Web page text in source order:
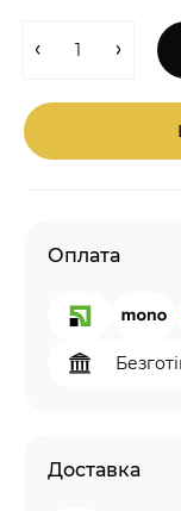
Оплата
Доставка